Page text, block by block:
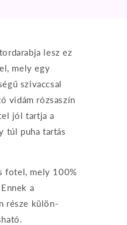
lesz ez
mely egy
szivaccsal
vidám rózsaszín
jól tartja a
túl puha tartás
fotel, mely 100%
a
része külön-